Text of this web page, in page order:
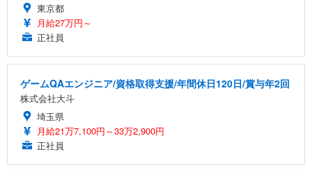
東京都
月給27万円～
正社員
ゲームQAエンジニア/資格取得支援/年間休日120日/賞与年2回
株式会社大斗
埼玉県
月給21万7,100円～33万2,900円
正社員